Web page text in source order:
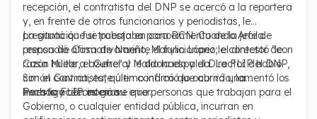
recepción, el contratista del DNP se acercó a la reportera
y, en frente de otros funcionarios y periodistas, le
preguntó que si trabajaba para RCN. Cuando Arcila
respondió afirmativamente el funcionario le contestó "con
razón huele a azufre" y le dio la espalda. La FLIP habló
con el contratista, quien confirmó lo ocurrido, lamentó los
hechos y reconoció su error.
La situación fue puesta en conocimiento de la jefe de
prensa de Casa de Nariño, Marylin López; el director de
Casa Militar, el General Maldonado y el Director del DNP,
Simón Gaviria, este último indicó que abrirá una
investigación interna.
Para la FLIP es grave que personas que trabajan para el
Gobierno, o cualquier entidad pública, incurran en